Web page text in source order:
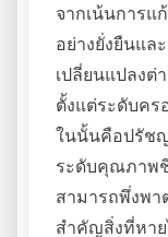
จากเน้นการแ
อย่างยั่งยืนแล
เปลี่ยนแปลงต่
ตั้งแต่ระดับคร
ในนั้นคือปรัชญ
ระดับคุณภาพ
สามารถพึ่งพ
สำคัญสิ่งที่หา